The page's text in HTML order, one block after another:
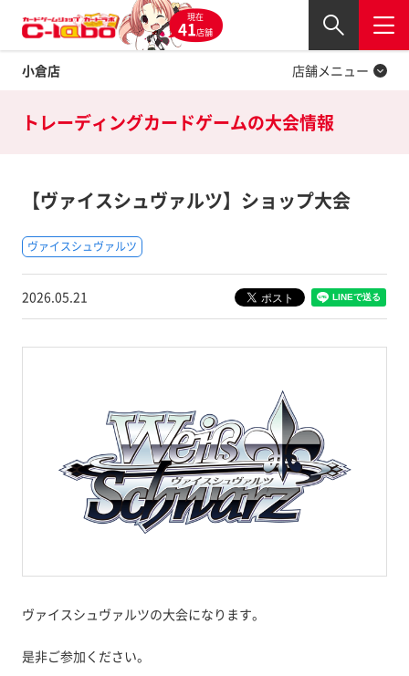
現在
41店舗
小倉店
閉じる
店舗メニュー
Twitter
トレーディングカードゲームの大会情報
【ヴァイスシュヴァルツ】ショップ大会
ヴァイスシュヴァルツ
2026.05.21
ヴァイスシュヴァルツの大会になります。
是非ご参加ください。